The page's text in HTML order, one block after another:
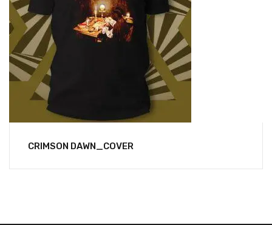
CRIMSON DAWN_COVER